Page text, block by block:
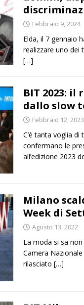
Febbraio 9, 2024
Elda, il 7 gennaio
realizzare uno dei
[…]
BIT 2023:
dallo slow
Febbraio 12, 2023
C’è tanta voglia
confermano le
all’edizione 2023
Milano
Week di
Agosto 13, 2022
La moda si sa
Camera
rilasciato […]